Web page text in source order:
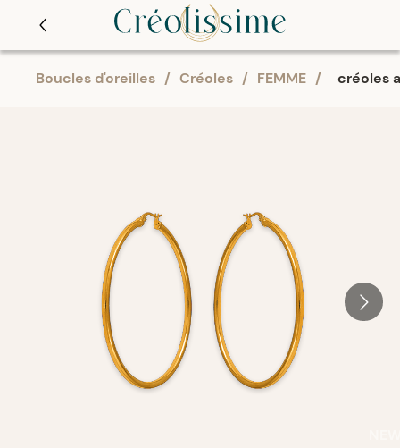
Boucles d'oreilles / Créoles / FEMME / créoles